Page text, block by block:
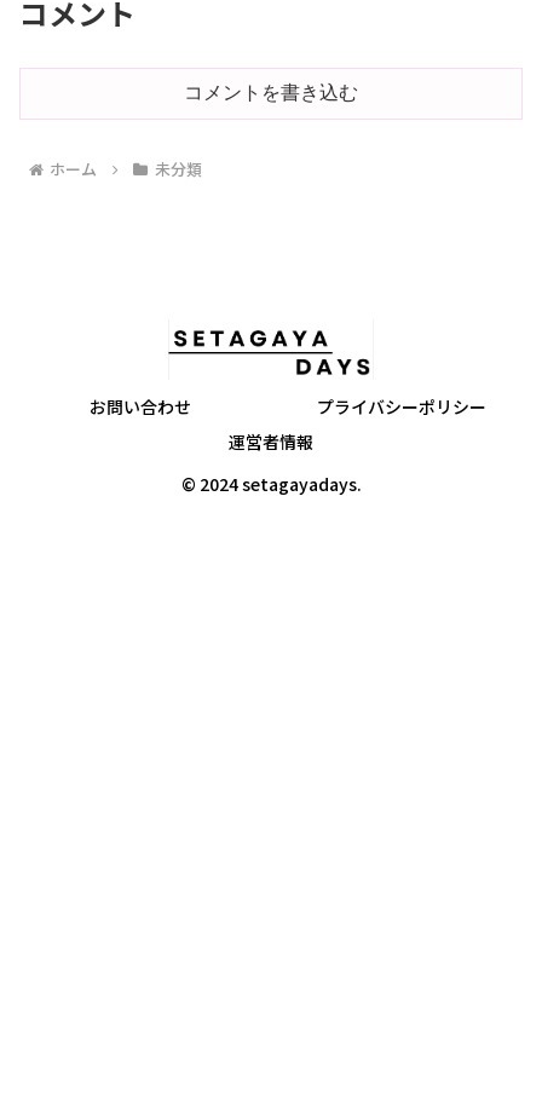
コメント
コメントを書き込む
ホーム 未分類
お問い合わせ
プライバシーポリシー
運営者情報
© 2024 setagayadays.